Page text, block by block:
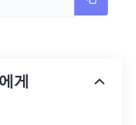
게